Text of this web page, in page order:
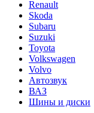
Renault
Skoda
Subaru
Suzuki
Toyota
Volkswagen
Volvo
Автозвук
ВАЗ
Шины и диски